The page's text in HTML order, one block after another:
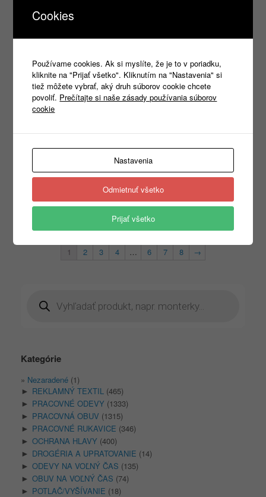
1,40€ s DPH
Výber možností Výber možností
4WRK BIZET 70X140 500g
5,60€
Výber možností
4WRK BLIZZARD
0,50€
Výber možností
1 2 3 4 … 6 7 8 →
search
Kategórie
Nezaradené (1)
► REKLAMNÝ TEXTIL (465)
► PRACOVNÉ ODEVY (1333)
► PRACOVNÁ OBUV (1315)
► PRACOVNÉ RUKAVICE (346)
► OCHRANA HLAVY (400)
► DROGÉRIA A UPRATOVANIE (14)
► ODEVY NA VOĽNÝ ČAS (135)
► OBUV NA VOĽNÝ ČAS (74)
► POTLAČ/VYŠÍVANIE (18)
Cookies
Používame cookies. Ak si myslíte, že je to v poriadku,
kliknite na "Prijať všetko". Kliknutím na "Nastavenia" si
tiež môžete vybrať, aký druh súborov cookie chcete
povoliť. Prečítajte si naše zásady používania súborov
cookie
Nastavenia
Odmietnuť všetko
Prijať všetko